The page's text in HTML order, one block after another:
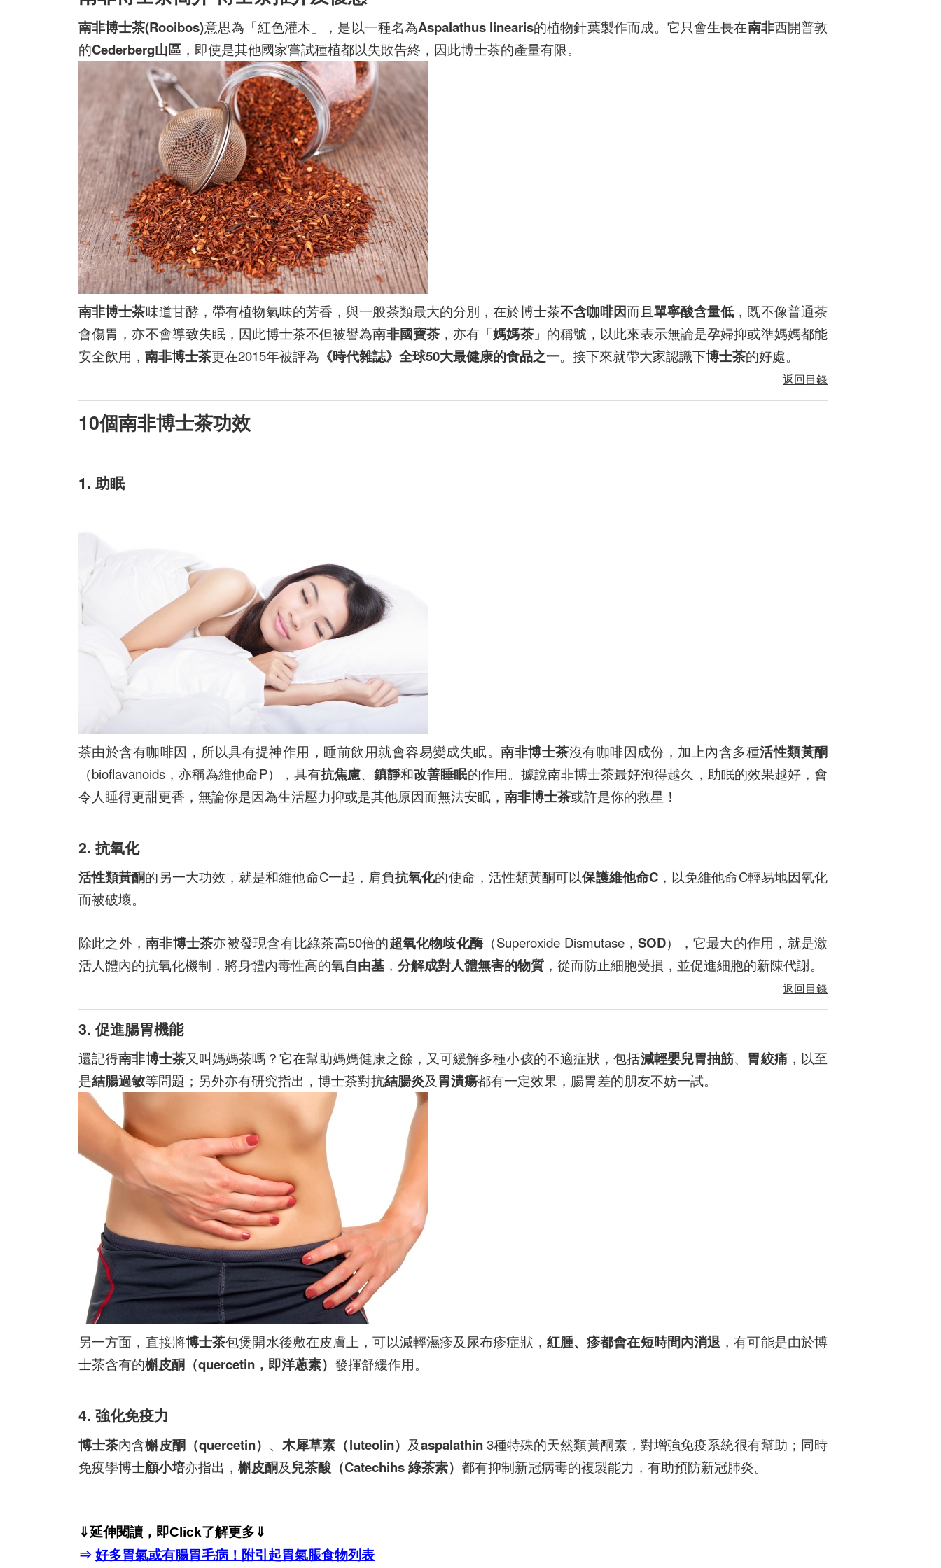
南非博士茶(Rooibos)意思為「紅色灌木」，是以一種名為Aspalathus linearis的植物針葉製作而成。它只會生長在南非西開普敦
的Cederberg山區 ，即使是其他國家嘗試種植都以失敗告終，因此博士茶的產量有限。
南非博士茶味道甘酵，帶有植物氣味的芳香，與一般茶類最大的分別，在於博士茶不含咖啡因而且單寧酸含量低 ，既不像普通茶
會傷胃，亦不會導致失眠，因此博士茶不但被譽為南非國寶茶，亦有「媽媽茶」的稱號，以此來表示無論是孕婦抑或準媽媽都能
安全飲用， 南非博士茶更在2015年被評為 《時代雜誌》全球50大最健康的食品之一。接下來就帶大家認識下博士茶的好處。
返回目錄
10個南非博士茶功效
1. 助眠
茶由於含有咖啡因，所以具有提神作用，睡前飲用就會容易變成失眠。南非博士茶沒有咖啡因成份，加上內含多種活性類黃酮
（bioflavanoids，亦稱為維他命P），具有抗焦慮、鎮靜和改善睡眠的作用。據說南非博士茶最好泡得越久，助眠的效果越好，會
令人睡得更甜更香，無論你是因為生活壓力抑或是其他原因而無法安眠， 南非博士茶或許是你的救星！
2. 抗氧化
活性類黃酮的另一大功效，就是和維他命C一起，肩負抗氧化的使命，活性類黃酮可以保護維他命C，以免維他命C輕易地因氧化
而被破壞。
除此之外，南非博士茶亦被發現含有比綠茶高50倍的超氧化物歧化酶（Superoxide Dismutase，SOD），它最大的作用，就是激
活人體內的抗氧化機制，將身體內毒性高的氧自由基 ， 分解成對人體無害的物質 ，從而防止細胞受損，並促進細胞的新陳代謝。
返回目錄
3. 促進腸胃機能
還記得南非博士茶又叫媽媽茶嗎？它在幫助媽媽健康之餘，又可緩解多種小孩的不適症狀，包括減輕嬰兒胃抽筋、 胃絞痛，以至
是結腸過敏等問題；另外亦有研究指出，博士茶對抗結腸炎及胃潰瘍都有一定效果，腸胃差的朋友不妨一試。
另一方面，直接將博士茶包煲開水後敷在皮膚上，可以減輕濕疹及尿布疹症狀， 紅腫、疹都會在短時間內消退 ，有可能是由於博
士茶含有的槲皮酮（quercetin，即洋蔥素） 發揮舒緩作用。
4. 強化免疫力
博士茶內含槲皮酮（quercetin） 、木犀草素（luteolin） 及aspalathin3種特殊的天然類黃酮素，對增強免疫系統很有幫助；同時
免疫學博士顧小培亦指出， 槲皮酮及兒茶酸（Catechihs 綠茶素） 都有抑制新冠病毒的複製能力，有助預防新冠肺炎。
⇓延伸閱讀，即Click了解更多 ⇓
⇒ 好多胃氣或有腸胃毛病！附引起胃氣脹食物列表